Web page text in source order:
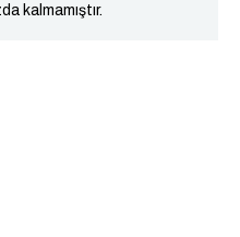
kalmamıştır.